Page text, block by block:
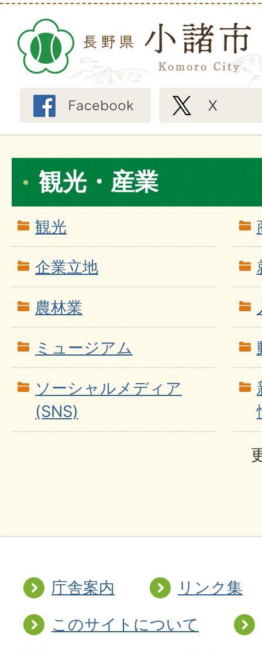
観光・産業
観光
企業立地
農林業
ミュージアム
ソーシャルメディア
(SNS)
庁舎案内
リンク集
このサイトについて